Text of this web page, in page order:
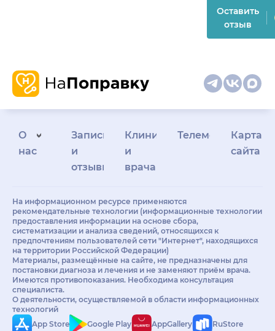
Оставить
отзыв
О
нас
Запись
и
отзывы
Клиникам
и
врачам
Телемедицина
Карта
сайта
На информационном ресурсе применяются
рекомендательные технологии (информационные технологии
предоставления информации на основе сбора,
систематизации и анализа сведений, относящихся к
предпочтениям пользователей сети "Интернет", находящихся
на территории Российской Федерации)
Материалы, размещённые на сайте, не предназначены для
постановки диагноза и лечения и не заменяют приём врача.
Имеются противопоказания. Необходима консультация
специалиста.
О деятельности, осуществляемой в области информационных
технологий
App Store
Google Play AppGallery RuStore